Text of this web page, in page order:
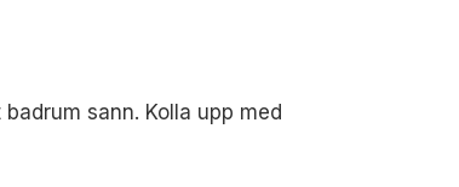
sann. Kolla upp med